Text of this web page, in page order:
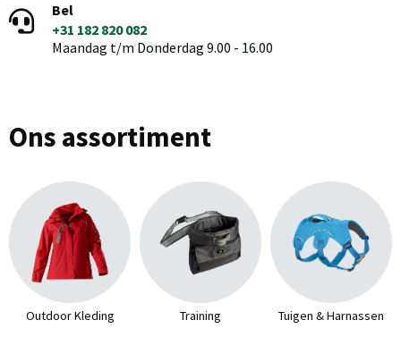
Bel
+31 182 820 082
Maandag t/m Donderdag 9.00 - 16.00
Ons assortiment
Outdoor Kleding Training Tuigen & Harnassen